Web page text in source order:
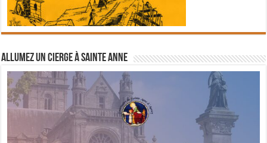
Allumez un cierge à Sainte Anne